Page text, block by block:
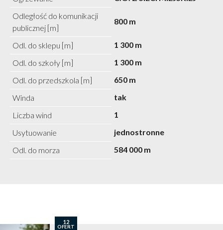
Odległość do komunikacji
publicznej [m]
800 m
Odl. do sklepu [m]
1 300 m
Odl. do szkoły [m]
1 300 m
Odl. do przedszkola [m]
650 m
Winda
tak
Liczba wind
1
Usytuowanie
jednostronne
Odl. do morza
584 000 m
12
OFERT